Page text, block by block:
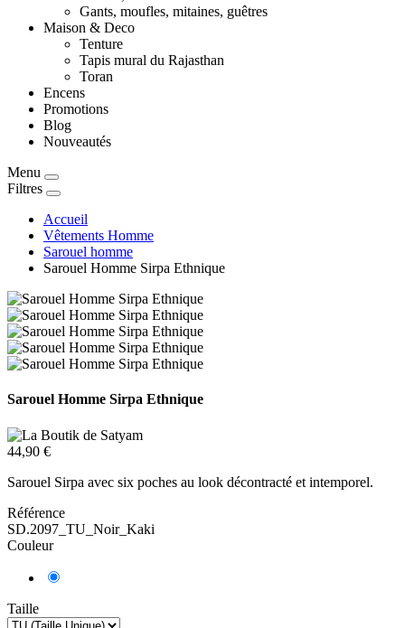
Gants, moufles, mitaines, guêtres
Maison & Deco
Tenture
Tapis mural du Rajasthan
Toran
Encens
Promotions
Blog
Nouveautés
Menu
Filtres
Accueil
Vêtements Homme
Sarouel homme
Sarouel Homme Sirpa Ethnique
Sarouel Homme Sirpa Ethnique
44,90 €
Sarouel Sirpa avec six poches au look décontracté et intemporel.
Référence
SD.2097_TU_Noir_Kaki
Couleur
Taille